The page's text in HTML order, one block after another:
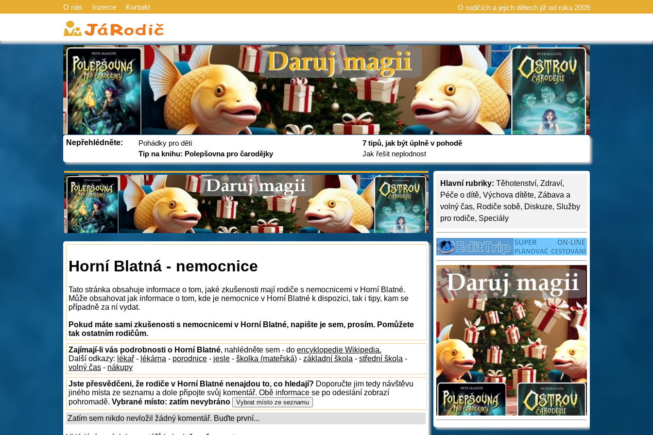
O nás Inzerce Kontakt O rodičích a jejich dětech již od roku 2009
Nepřehlédněte:
Pohádky pro děti
Tip na knihu: Polepšovna pro čarodějky
7 tipů, jak být úplně v pohodě
Jak řešit neplodnost
Hlavní rubriky: Těhotenství, Zdraví,
Péče o dítě, Výchova dítěte, Zábava a
volný čas, Rodiče sobě, Diskuze, Služby
pro rodiče, Speciály
Horní Blatná - nemocnice
Tato stránka obsahuje informace o tom, jaké zkušenosti mají rodiče s nemocnicemi v Horní Blatné.
Může obsahovat jak informace o tom, kde je nemocnice v Horní Blatné k dispozici, tak i tipy, kam se
případně za ní vydat.
Pokud máte sami zkušenosti s nemocnicemi v Horní Blatné, napište je sem, prosím. Pomůžete
tak ostatním rodičům.
Zajímají-li vás podrobnosti o Horní Blatné, nahlédněte sem - do encyklopedie Wikipedia.
Další odkazy: lékař - lékárna - porodnice - jesle - školka (mateřská) - základní škola - střední škola -
volný čas - nákupy
Jste přesvědčeni, že rodiče v Horní Blatné nenajdou to, co hledají? Doporučte jim tedy návštěvu
jiného místa ze seznamu a dole připojte svůj komentář. Obě informace se po odeslání zobrazí
pohromadě. Vybrané místo: zatím nevybráno
Zatím sem nikdo nevložil žádný komentář. Buďte první...